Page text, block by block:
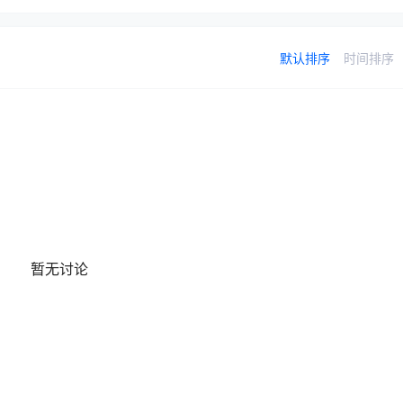
默认排序 时间排序
暂无讨论